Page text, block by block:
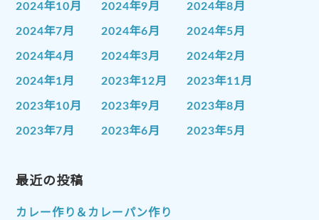
2024年10月 2024年9月 2024年8月
2024年7月 2024年6月 2024年5月
2024年4月 2024年3月 2024年2月
2024年1月 2023年12月 2023年11月
2023年10月 2023年9月 2023年8月
2023年7月 2023年6月 2023年5月
2023年1月
2022年10月 2022年9月
最近の投稿
カレー作り＆カレーパン作り